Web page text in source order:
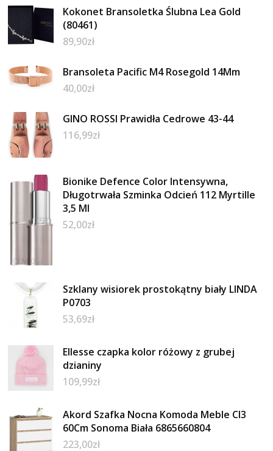
Kokonet Bransoletka Ślubna Lea Gold
(80461)
89,90zł
Bransoleta Pacific M4 Rosegold 14Mm
40,00zł
GINO ROSSI Prawidła Cedrowe 43-44
116,99zł
Bionike Defence Color Intensywna,
Długotrwała Szminka Odcień 112 Myrtille
3,5 Ml
52,00zł
Szklany wisiorek prostokątny biały LINDA
P0703
53,69zł
Ellesse czapka kolor różowy z grubej
dzianiny
109,99zł
Akord Szafka Nocna Komoda Meble Cl3
60Cm Sonoma Biała 6865660804
223,00zł